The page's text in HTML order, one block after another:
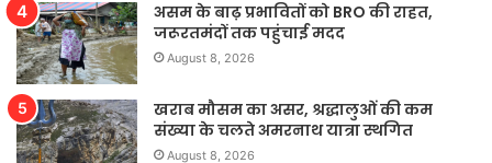
असम के बाढ़ प्रभावितों को BRO की राहत,
जरूरतमंदों तक पहुंचाई मदद
August 8, 2026
खराब मौसम का असर, श्रद्धालुओं की कम
संख्या के चलते अमरनाथ यात्रा स्थगित
August 8, 2026